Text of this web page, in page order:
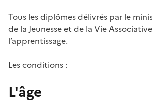
Tous les diplômesdélivrés par le
de la Jeunesse et de la Vie
l’apprentissage.
Les conditions :
L'âge